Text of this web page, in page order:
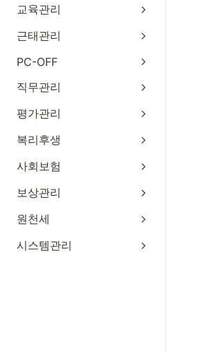
교육관리
근태관리
PC-OFF
직무관리
평가관리
복리후생
사회보험
보상관리
원천세
시스템관리